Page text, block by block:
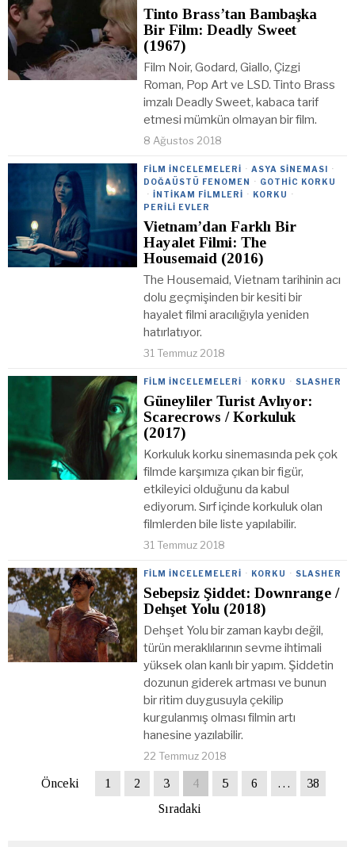
Tinto Brass’tan Bambaşka
Bir Film: Deadly Sweet
(1967)
Film Noir, Godard, Giallo, Çizgi
Roman, Pop Art ve LSD. Tinto Brass
imzalı Deadly Sweet, kabaca tarif
etmesi mümkün olmayan bir film.
8 Ağustos 2018
FILM İNCELEMELERI · ASYA SINEMASI ·
DOĞAÜSTÜ FENOMEN · GOTHIC KORKU
· İNTIKAM FILMLERI · KORKU ·
PERILI EVLER
Vietnam’dan Farklı Bir
Hayalet Filmi: The
Housemaid (2016)
The Housemaid, Vietnam tarihinin acı
dolu geçmişinden bir kesiti bir
hayalet filmi aracılığıyla yeniden
hatırlatıyor.
31 Temmuz 2018
FILM İNCELEMELERI · KORKU · SLASHER
Güneyliler Turist Avlıyor:
Scarecrows / Korkuluk
(2017)
Korkuluk korku sinemasında pek çok
filmde karşımıza çıkan bir figür,
etkileyici olduğunu da kabul
ediyorum. Sırf içinde korkuluk olan
filmlerden bile liste yapılabilir.
31 Temmuz 2018
FILM İNCELEMELERI · KORKU · SLASHER
Sebepsiz Şiddet: Downrange /
Dehşet Yolu (2018)
Dehşet Yolu bir zaman kaybı değil,
türün meraklılarının sevme ihtimali
yüksek olan kanlı bir yapım. Şiddetin
dozunun giderek artması ve bunun
bir ritim duygusuyla çekilip
kurgulanmış olması filmin artı
hanesine yazılabilir.
22 Temmuz 2018
Önceki 1 2 3 4 5 6 …
38
Sıradaki